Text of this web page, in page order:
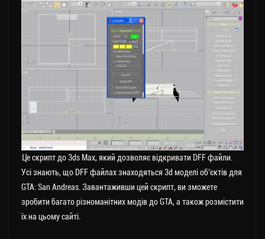
Це скрипт до 3ds Max, який дозволяє відкривати DFF файли.
Усі знають, що DFF файлах знаходяться 3d моделі об’єктів для
GTA: San Andreas. Завантаживши цей скрипт, ви зможете
зробити багато різноманітних модів до GTA, а також розмістити
їх на цьому сайті.